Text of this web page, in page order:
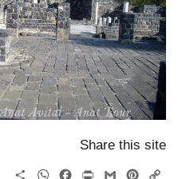
Share this site